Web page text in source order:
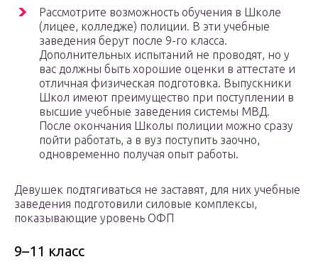
Рассмотрите возможность обучения в Школе
(лицее, колледже) полиции. В эти учебные
заведения берут после 9-го класса.
Дополнительных испытаний не проводят, но у
вас должны быть хорошие оценки в аттестате и
отличная физическая подготовка. Выпускники
Школ имеют преимущество при поступлении в
высшие учебные заведения системы МВД.
После окончания Школы полиции можно сразу
пойти работать, а в вуз поступить заочно,
одновременно получая опыт работы.
Девушек подтягиваться не заставят, для них учебные
заведения подготовили силовые комплексы,
показывающие уровень ОФП
9–11 класс